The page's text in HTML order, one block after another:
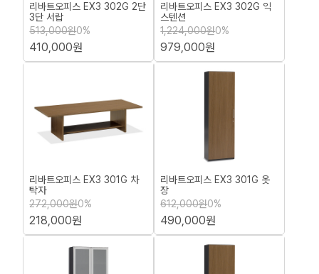
리바트오피스 EX3 302G 2단
3단 서랍
513,000원0%
410,000원
리바트오피스 EX3 302G 익
스텐션
1,224,000원0%
979,000원
리바트오피스 EX3 301G 차
탁자
272,000원0%
218,000원
리바트오피스 EX3 301G 옷
장
612,000원0%
490,000원